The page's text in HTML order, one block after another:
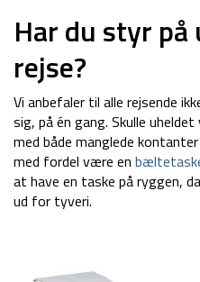
Har du styr
rejse?
Vi anbefaler til alle rejsende
sig, på én gang. Skulle
med både manglede
med fordel være en
at have en taske på ryggen,
ud for tyveri.